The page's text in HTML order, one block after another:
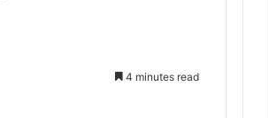
4 minutes read